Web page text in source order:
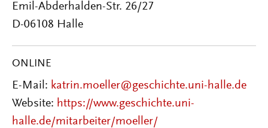
Emil-Abderhalden-Str. 26/27
D-06108 Halle
ONLINE
E-Mail: katrin.moeller@geschichte.uni-halle.de
Website: https://www.geschichte.uni-
halle.de/mitarbeiter/moeller/